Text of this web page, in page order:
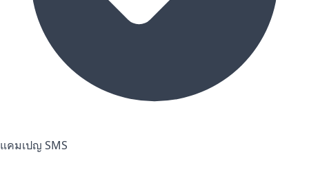
แคมเปญ SMS